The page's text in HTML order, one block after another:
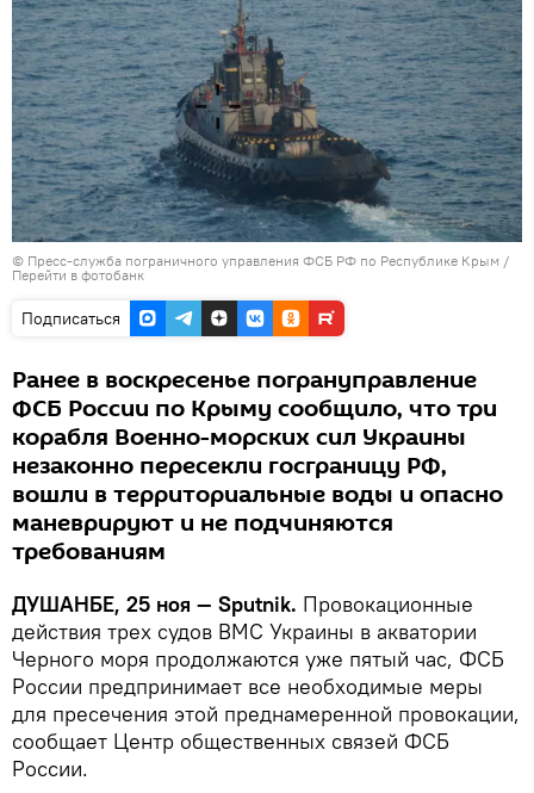
© Пресс-служба пограничного управления ФСБ РФ по Республике Крым /
Перейти в фотобанк
Подписаться
Ранее в воскресенье погрануправление
ФСБ России по Крыму сообщило, что три
корабля Военно-морских сил Украины
незаконно пересекли госграницу РФ,
вошли в территориальные воды и опасно
маневрируют и не подчиняются
требованиям
ДУШАНБЕ, 25 ноя — Sputnik. Провокационные
действия трех судов ВМС Украины в акватории
Черного моря продолжаются уже пятый час, ФСБ
России предпринимает все необходимые меры
для пресечения этой преднамеренной провокации,
сообщает Центр общественных связей ФСБ
России.